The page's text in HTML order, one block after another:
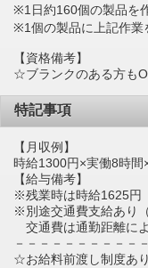
※1日約160個の製品を
※1個の製品に上記作業
【資格備考】
☆ブランクのある方も
特記事項
【月収例】
時給1300円×実働8時
【給与備考】
※残業時は時給1625円
※別途交通費支給あり
交通費は通勤距離に
－－－－－－－－－－
☆お給料前渡し制度あり